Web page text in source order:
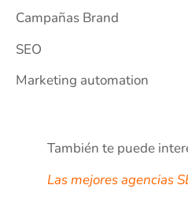
Campañas Brand
SEO
Marketing automation
También te puede
Las mejores agencias